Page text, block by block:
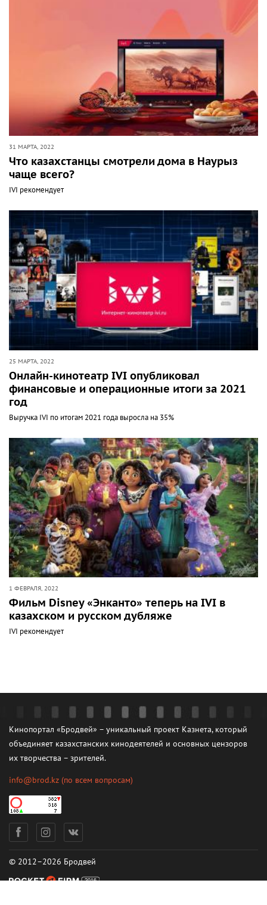
31 МАРТА, 2022
Что казахстанцы смотрели дома в Наурыз
чаще всего?
IVI рекомендует
25 МАРТА, 2022
Онлайн-кинотеатр IVI опубликовал
финансовые и операционные итоги за 2021
год
Выручка IVI по итогам 2021 года выросла на 35%
1 ФЕВРАЛЯ, 2022
Фильм Disney «Энканто» теперь на IVI в
казахском и русском дубляже
IVI рекомендует
Кинопортал «Бродвей» – уникальный проект Казнета, который
объединяет казахстанских кинодеятелей и основных цензоров
их творчества – зрителей.
info@brod.kz (по всем вопросам)
© 2012–2026 Бродвей